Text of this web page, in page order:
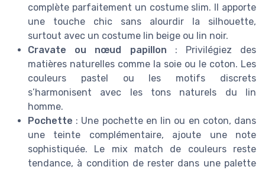
complète parfaitement un costume slim. Il apporte
une touche chic sans alourdir la silhouette,
surtout avec un costume lin beige ou lin noir.
Cravate ou nœud papillon : Privilégiez des
matières naturelles comme la soie ou le coton. Les
couleurs pastel ou les motifs discrets
s’harmonisent avec les tons naturels du lin
homme.
Pochette : Une pochette en lin ou en coton, dans
une teinte complémentaire, ajoute une note
sophistiquée. Le mix match de couleurs reste
tendance, à condition de rester dans une palette